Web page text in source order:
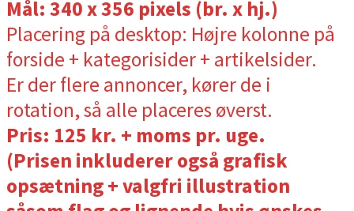
Mål: 340 x 356 pixels (br. x hj.)
Placering på desktop: Højre kolonne på
forside + kategorisider + artikelsider.
Er der flere annoncer, kører de i
rotation, så alle placeres øverst.
Pris: 125 kr. + moms pr. uge.
(Prisen inkluderer også grafisk
opsætning + valgfri illustration